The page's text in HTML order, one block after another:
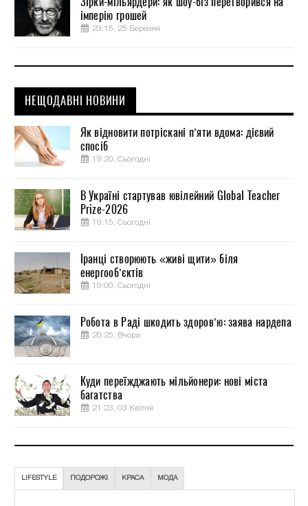
імперію грошей
23:15, 25 Березня
НЕЩОДАВНІ НОВИНИ
Як відновити потріскані п’яти вдома: дієвий
спосіб
19:20, Сьогодні
В Україні стартував ювілейний Global Teacher
Prize-2026
19:15, Сьогодні
Іранці створюють «живі щити» біля
енергооб’єктів
19:00, Сьогодні
Робота в Раді шкодить здоров’ю: заява нардепа
20:25, Вчора
Куди переїжджають мільйонери: нові міста
багатства
21:23, 03 Квітня
LIFESTYLE ПОДОРОЖІ КРАСА МОДА